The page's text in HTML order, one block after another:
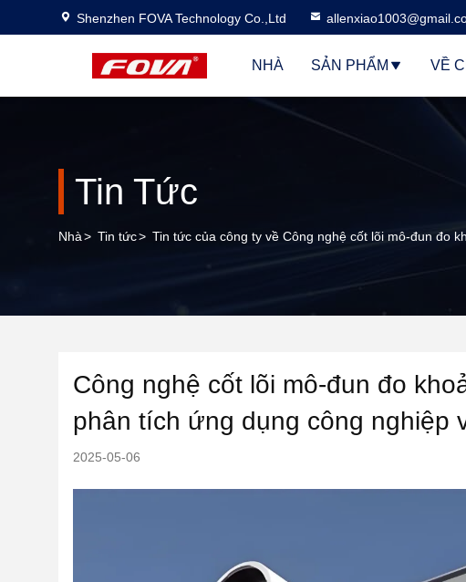
Shenzhen FOVA Technology Co.,Ltd
NHÀ SẢN PHẨM VỀ
Tin Tức
Nhà> Tin tức> Tin tức của công ty về Công nghệ cốt lõi mô-đun đo
Công nghệ cốt lõi mô-đun đo
phân tích ứng dụng công nghiệp
2025-05-06